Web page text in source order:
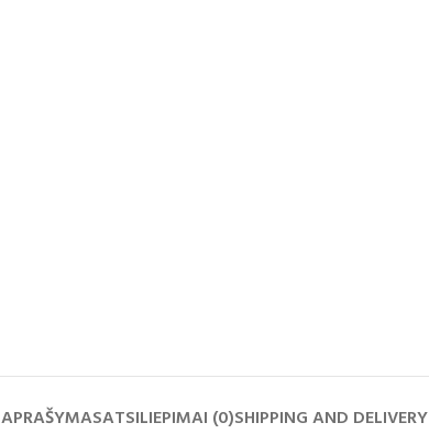
APRAŠYMASATSILIEPIMAI (0)SHIPPING AND DELIVERY